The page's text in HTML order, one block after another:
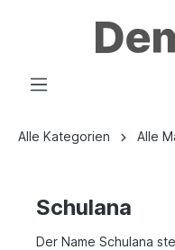
Alle Kategorien Alle
Schulana
Der Name Schulana